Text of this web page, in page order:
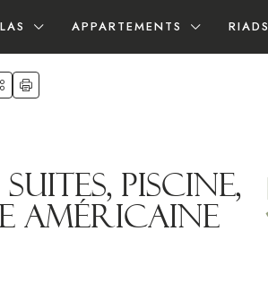
APPARTEMENTS RIADS
Piscine,
Américaine